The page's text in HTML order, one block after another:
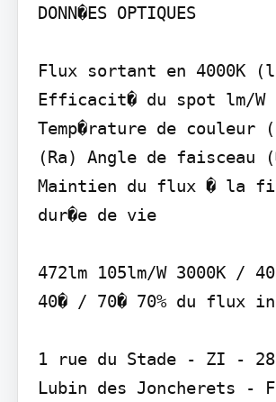
DONN�ES OPTIQUES
Flux sortant en 4000K
Efficacit� du spot lm/W
Temp�rature de couleur
(Ra) Angle de faisceau
Maintien du flux � la
dur�e de vie
472lm 105lm/W 3000K /
40� / 70� 70% du flux
1 rue du Stade - ZI -
Lubin des Joncherets -